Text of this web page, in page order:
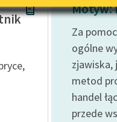
i
Motyw:
Za
ogólne
zjawiska,
metod
handel
przede